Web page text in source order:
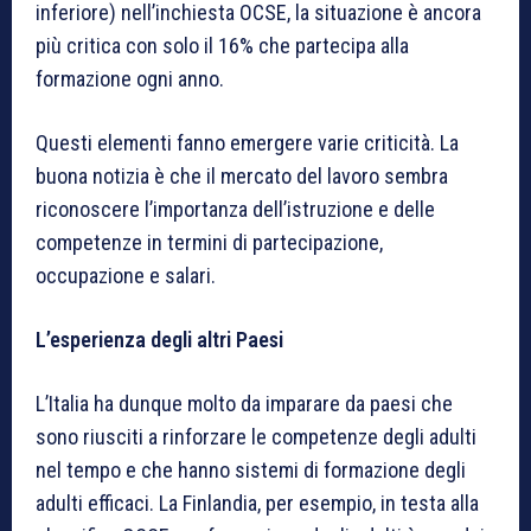
inferiore) nell’inchiesta OCSE, la situazione è ancora
più critica con solo il 16% che partecipa alla
formazione ogni anno.
Questi elementi fanno emergere varie criticità. La
buona notizia è che il mercato del lavoro sembra
riconoscere l’importanza dell’istruzione e delle
competenze in termini di partecipazione,
occupazione e salari.
L’esperienza degli altri Paesi
L’Italia ha dunque molto da imparare da paesi che
sono riusciti a rinforzare le competenze degli adulti
nel tempo e che hanno sistemi di formazione degli
adulti efficaci. La Finlandia, per esempio, in testa alla